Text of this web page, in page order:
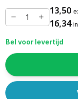
13,50
16,34
Bel voor levertijd